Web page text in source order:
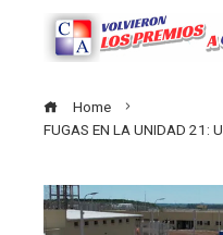
Home
FUGAS EN LA UNIDAD 21: